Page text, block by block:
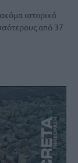
ιστορικό
από 37